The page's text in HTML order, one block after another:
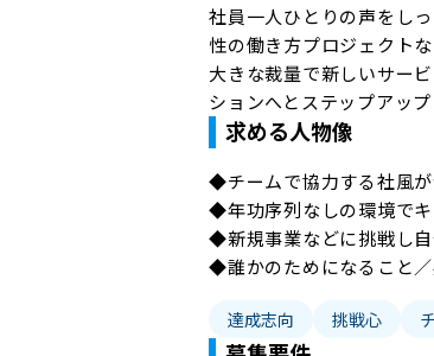
社員一人ひとりの声をし
性の働き方プロジェクト
大きな裁量で新しいサー
ションへとステップアッ
求める人物像
◆チームで協力する社風が
◆年功序列なしの環境で
◆新規事業などに挑戦し
◆誰かのためになること
達成志向 挑戦心